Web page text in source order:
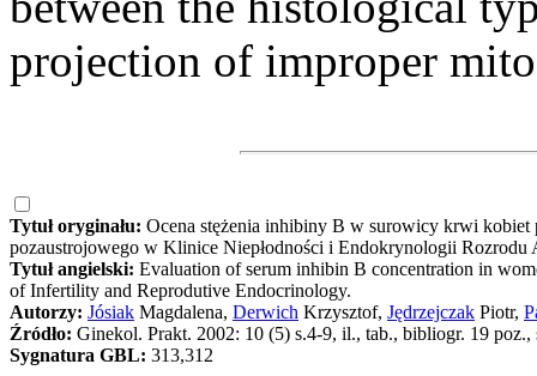
projection of improper
Tytuł oryginału: Ocena stężenia inhibiny B w surowicy krwi kobiet
pozaustrojowego w Klinice Niepłodności i Endokrynologii Rozrodu
Tytuł angielski: Evaluation of serum inhibin B concentration in
of Infertility and Reprodutive Endocrinology.
Autorzy: Jósiak Magdalena, Derwich Krzysztof, Jędrzejczak Piotr,
Źródło: Ginekol. Prakt. 2002: 10 (5) s.4-9, il., tab., bibliogr. 19 poz.,
Sygnatura GBL: 313,312